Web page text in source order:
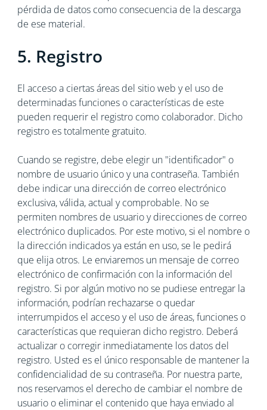
pérdida de datos como consecuencia de la descarga
de ese material.
5. Registro
El acceso a ciertas áreas del sitio web y el uso de
determinadas funciones o características de este
pueden requerir el registro como colaborador. Dicho
registro es totalmente gratuito.
Cuando se registre, debe elegir un "identificador" o
nombre de usuario único y una contraseña. También
debe indicar una dirección de correo electrónico
exclusiva, válida, actual y comprobable. No se
permiten nombres de usuario y direcciones de correo
electrónico duplicados. Por este motivo, si el nombre o
la dirección indicados ya están en uso, se le pedirá
que elija otros. Le enviaremos un mensaje de correo
electrónico de confirmación con la información del
registro. Si por algún motivo no se pudiese entregar la
información, podrían rechazarse o quedar
interrumpidos el acceso y el uso de áreas, funciones o
características que requieran dicho registro. Deberá
actualizar o corregir inmediatamente los datos del
registro. Usted es el único responsable de mantener la
confidencialidad de su contraseña. Por nuestra parte,
nos reservamos el derecho de cambiar el nombre de
usuario o eliminar el contenido que haya enviado al